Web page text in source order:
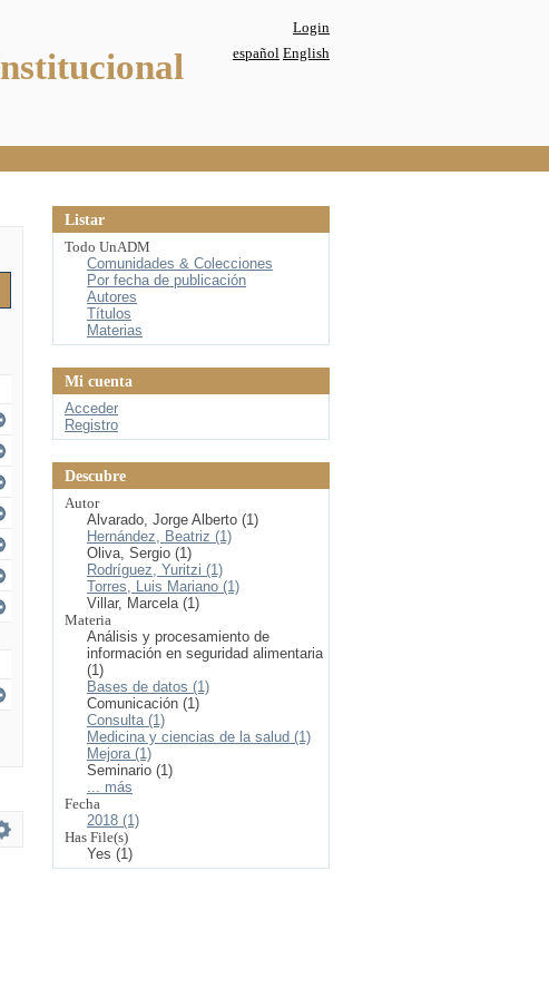
Login
español English
Listar
Todo UnADM
Comunidades & Colecciones
Por fecha de publicación
Autores
Títulos
Materias
Mi cuenta
Acceder
Registro
Descubre
Autor
Alvarado, Jorge Alberto (1)
Hernández, Beatriz (1)
Oliva, Sergio (1)
Rodríguez, Yuritzi (1)
Torres, Luis Mariano (1)
Villar, Marcela (1)
Materia
Análisis y procesamiento de
información en seguridad alimentaria
(1)
Bases de datos (1)
Comunicación (1)
Consulta (1)
Medicina y ciencias de la salud (1)
Mejora (1)
Seminario (1)
... más
Fecha
2018 (1)
Has File(s)
Yes (1)